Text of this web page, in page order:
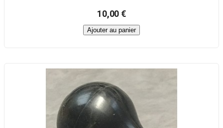
10,00 €
Ajouter au panier